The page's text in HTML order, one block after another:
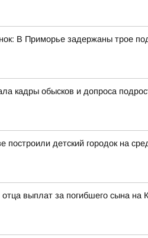
В Приморье задержаны трое
кадры обысков и допроса
построили детский городок на
выплат за погибшего сына на